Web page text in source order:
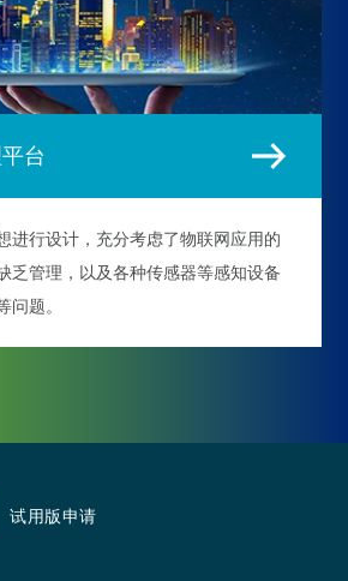
台
进行设计，充分考虑了物联网应用的
乏管理，以及各种传感器等感知设备
问题。
试用版申请